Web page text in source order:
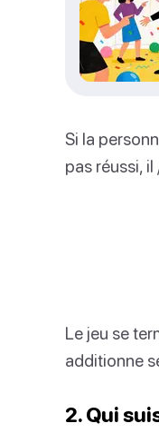
Si la
pas réussi,
Le jeu se
additionne
2. Qui